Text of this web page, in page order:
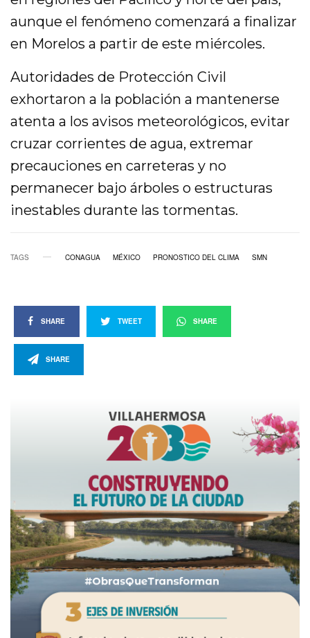
aunque el fenómeno comenzará a finalizar
en Morelos a partir de este miércoles.
Autoridades de Protección Civil
exhortaron a la población a mantenerse
atenta a los avisos meteorológicos, evitar
cruzar corrientes de agua, extremar
precauciones en carreteras y no
permanecer bajo árboles o estructuras
inestables durante las tormentas.
TAGS CONAGUA MÉXICO PRONOSTICO DEL CLIMA SMN
SHARE TWEET SHARE
SHARE